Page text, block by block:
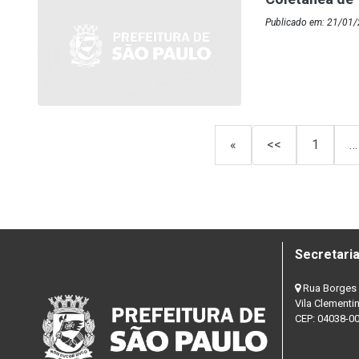
Publicado em: 21/
« << 1 …
Rua Borges
Vila
CEP: 04038-